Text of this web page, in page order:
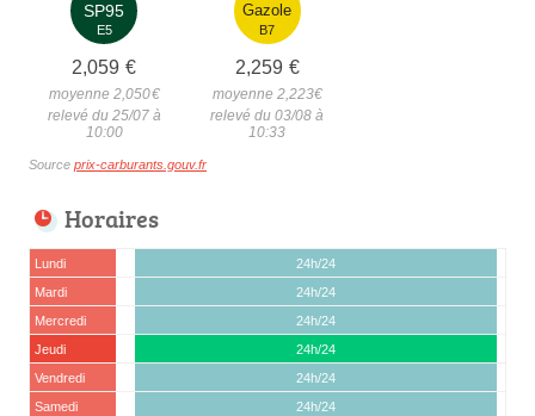
SP95
E5
2,059 €
moyenne 2,050€
relevé du 25/07 à
10:00
Gazole
B7
2,259 €
moyenne 2,223€
relevé du 03/08 à
10:33
Source prix-carburants.gouv.fr
Horaires
Lundi
24h/24
Mardi
24h/24
Mercredi
24h/24
Jeudi
24h/24
Vendredi
24h/24
Samedi
24h/24